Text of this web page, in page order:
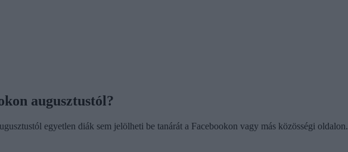
augusztustól?
egyetlen diák sem jelölheti be tanárát a Facebookon vagy más közösségi oldalon.